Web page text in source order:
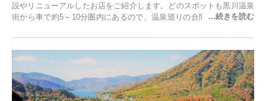
設やリニューアルしたお店をご紹介します。どのスポットも黒川温泉
街から車で約5～10分圏内にあるので、温泉巡りの合間に気軽に立ち
元食材にこだわったレストランなど、多彩な魅力が満載です。黒川温
泉の新たな楽しみとしてチェックしてみてください。